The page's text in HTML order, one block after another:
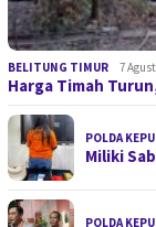
BELITUNG TIMUR 7
Harga Timah
POLDA
Miliki
POLDA